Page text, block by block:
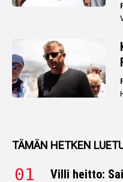
TÄMÄN HETKEN
Villi heitto: